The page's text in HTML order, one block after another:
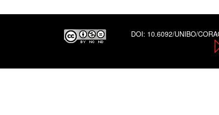
DOI: 10.6092/UNIBO/